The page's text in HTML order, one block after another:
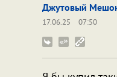
Джутовый
17.06.25
07:50